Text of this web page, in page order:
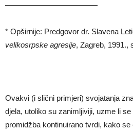
————————————
* Opširnije: Predgovor dr. Slavena
velikosrpske agresije, Zagreb, 1991.,
Ovakvi (i slični primjeri) svojatanja
djela, utoliko su zanimljiviji, uzme li
promidžba kontinuirano tvrdi, kako